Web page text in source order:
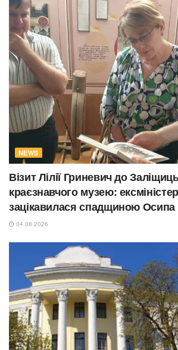
NEWS
Візит Лілії Гриневич до
краєзнавчого музею:
зацікавилася спадщиною
04.08.2026